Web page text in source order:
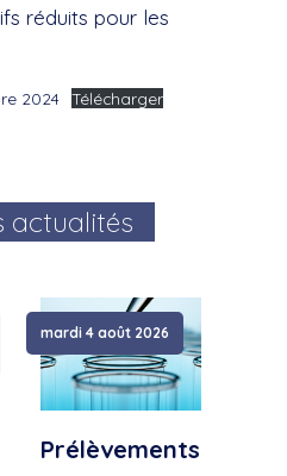
réduits pour les
2024 Télécharger
actualités
mardi 4 août 2026
Prélèvements